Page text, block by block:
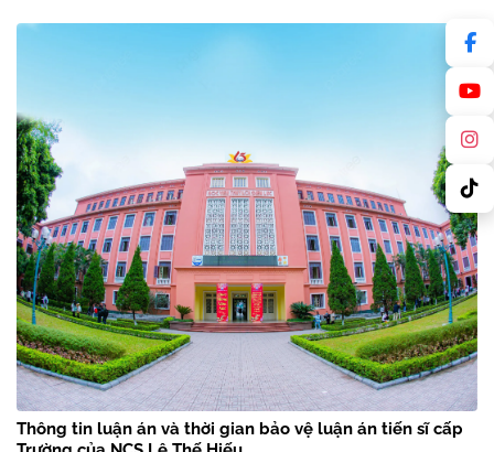
Thông tin luận án và thời gian bảo vệ luận án tiến sĩ cấp